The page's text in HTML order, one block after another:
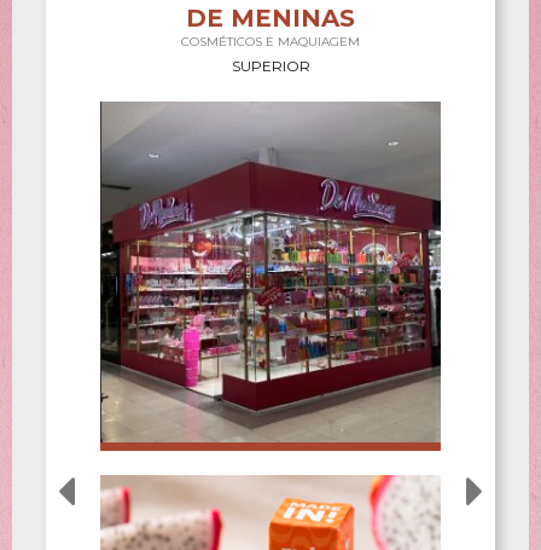
DE MENINAS
COSMÉTICOS E MAQUIAGEM
SUPERIOR